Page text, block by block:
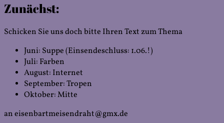
厨
Zunächst:
Schicken Sie uns doch bitte Ihren Text zum Thema
Juni: Suppe (Einsendeschluss: 1.06.!)
Juli: Farben
August: Internet
September: Tropen
Oktober: Mitte
an eisenbartmeisendraht@gmx.de